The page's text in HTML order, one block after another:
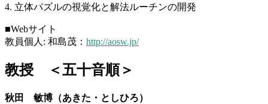
4. 立体パズルの視覚化と解法ルーチンの開発
■Webサイト
教員個人: 和島茂： http://aosw.jp/
教授 ＜五十音順＞
秋田 敏博（あきた・としひろ）